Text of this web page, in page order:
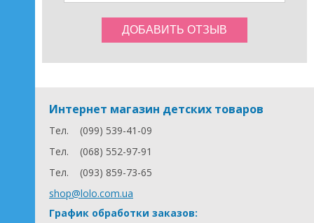
Интернет магазин детских товаров
Тел.
(099) 539-41-09
Тел.
(068) 552-97-91
Тел.
(093) 859-73-65
shop@lolo.com.ua
График обработки заказов: